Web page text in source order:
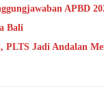
APBD
Bali
PLTS Jadi Andalan